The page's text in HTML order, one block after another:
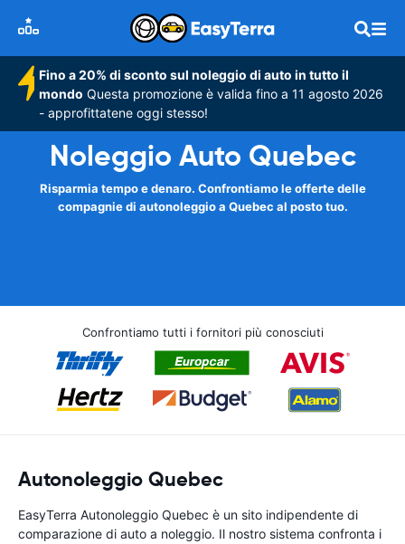
Fino a 20% di sconto sul noleggio di auto in tutto il
mondo Questa promozione è valida fino a 11 agosto 2026
- approfittatene oggi stesso!
Noleggio Auto Quebec
Risparmia tempo e denaro. Confrontiamo le offerte delle
compagnie di autonoleggio a Quebec al posto tuo.
Confrontiamo tutti i fornitori più conosciuti
Autonoleggio Quebec
EasyTerra Autonoleggio Quebec è un sito indipendente di
comparazione di auto a noleggio. Il nostro sistema confronta i